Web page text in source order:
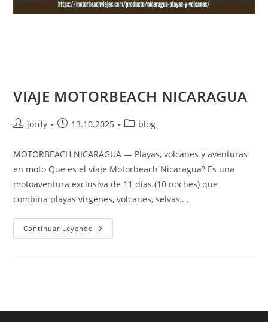
VIAJE MOTORBEACH NICARAGUA
Autor
la
jordy
Publicación
la
13.10.2025
Categoría
entrada:
blog
MOTORBEACH NICARAGUA — Playas, volcanes y aventuras
en moto Que es el viaje Motorbeach Nicaragua? Es una
motoaventura exclusiva de 11 días (10 noches) que
combina playas vírgenes, volcanes, selvas,…
Continuar Leyendo VIAJE
MOTORBEACH